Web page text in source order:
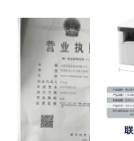
印復合機
高效辦公服
務的得力助
字
的便